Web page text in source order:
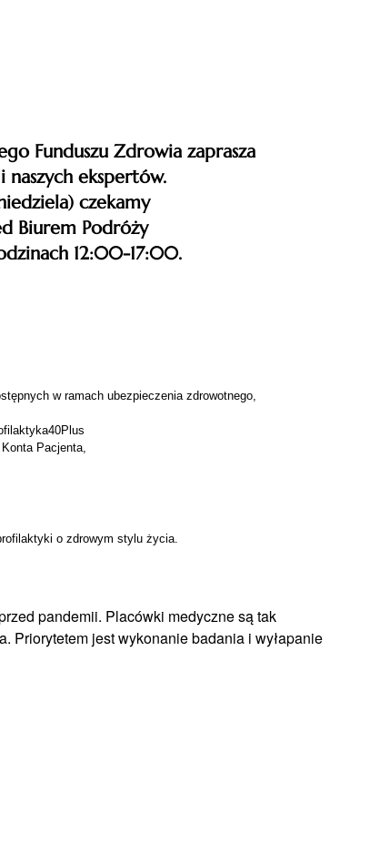
Funduszu Zdrowia zaprasza
naszych ekspertów.
czekamy
Biurem Podróży
12:00-17:00.
w ramach ubezpieczenia zdrowotnego,
Pacjenta,
o zdrowym stylu życia.
pandemii. Placówki medyczne są tak
Priorytetem jest wykonanie badania i wyłapanie